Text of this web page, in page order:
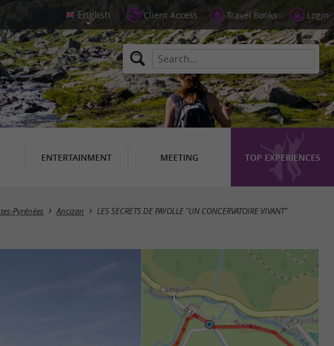
Client Access Travel Books Login
ENTERTAINMENT MEETING TOP EXPERIENCES
Pyrénées Ancizan LES SECRETS DE PAYOLLE "UN CONCERVATOIRE VIVANT"